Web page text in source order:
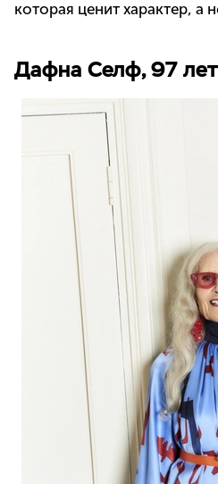
которая ценит характер, а
Дафна Селф, 97 лет